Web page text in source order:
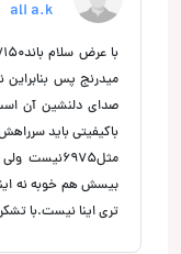
صدای دلنشین آن است
تری اینا نیست.با